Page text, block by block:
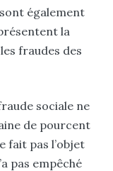
également
la
fraudes des
sociale ne
de pourcent
fait pas l’objet
pas empêché